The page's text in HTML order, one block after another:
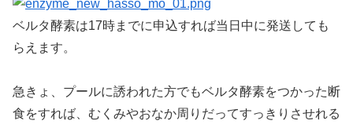
ベルタ酵素は17時までに申込すれば当日中に発送しても
らえます。
急きょ、プールに誘われた方でもベルタ酵素をつかった断
食をすれば、むくみやおなか周りだってすっきりさせれる